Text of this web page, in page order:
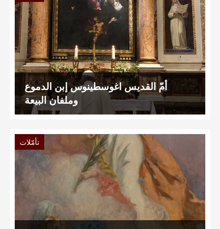
أمّ القديس اغوسطينوس إبن الدموع
وملفان البيعة
تأمّلات